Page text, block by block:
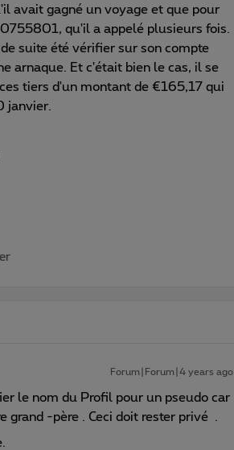
avait gagné un voyage et que pour
qu'il a appelé plusieurs fois.
suite été vérifier sur son compte
arnaque. Et c'était bien le cas, il se
tiers d'un montant de €165,17 qui
janvier.
Forum|Forum|4 years ago
le nom du Profil pour un pseudo car
-père . Ceci doit rester privé .